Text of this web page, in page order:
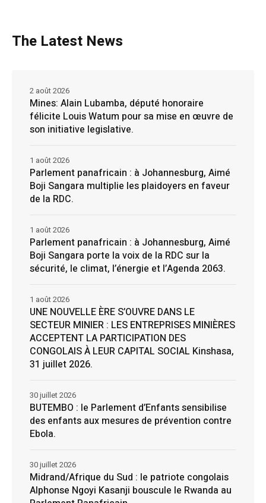
The Latest News
Mines: Alain Lubamba, député honoraire
félicite Louis Watum pour sa mise en œuvre de
son initiative legislative.
2 août 2026
Parlement panafricain : à Johannesburg, Aimé
Boji Sangara multiplie les plaidoyers en faveur
de la RDC.
1 août 2026
Parlement panafricain : à Johannesburg, Aimé
Boji Sangara porte la voix de la RDC sur la
sécurité, le climat, l’énergie et l’Agenda 2063.
1 août 2026
UNE NOUVELLE ÈRE S’OUVRE DANS LE
SECTEUR MINIER : LES ENTREPRISES MINIÈRES
ACCEPTENT LA PARTICIPATION DES
CONGOLAIS À LEUR CAPITAL SOCIAL Kinshasa,
31 juillet 2026.
1 août 2026
BUTEMBO : le Parlement d’Enfants sensibilise
des enfants aux mesures de prévention contre
Ebola.
30 juillet 2026
Midrand/Afrique du Sud : le patriote congolais
Alphonse Ngoyi Kasanji bouscule le Rwanda au
30 juillet 2026